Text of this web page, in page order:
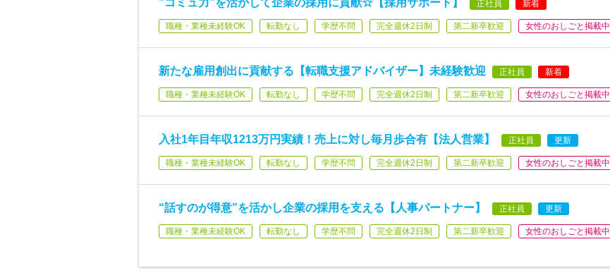
”コミュ力”を活かして企業の採用に貢献☆【採用サポート】 正社員 新着
職種・業種未経験OK 転勤なし 学歴不問 完全週休2日制 第二新卒歓迎 女性のおしごと掲載中
新たな雇用創出に貢献する【転職支援アドバイザー】未経験歓迎 正社員 新着
職種・業種未経験OK 転勤なし 学歴不問 完全週休2日制 第二新卒歓迎 女性のおしごと掲載中
入社1年目年収1213万円実績！売上に対し毎月歩合有【法人営業】 正社員 更新
職種・業種未経験OK 転勤なし 学歴不問 完全週休2日制 第二新卒歓迎 女性のおしごと掲載中
“話すのが得意”を活かし企業の採用を支える【人事パートナー】 正社員 更新
職種・業種未経験OK 転勤なし 学歴不問 完全週休2日制 第二新卒歓迎 女性のおしごと掲載中